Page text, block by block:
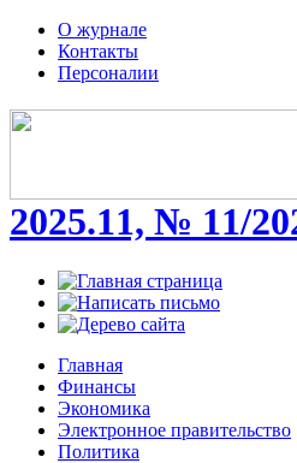
О журнале
Контакты
Персоналии
2025.11, № 11/
Главная
Финансы
Экономика
Электронное правительство
Политика